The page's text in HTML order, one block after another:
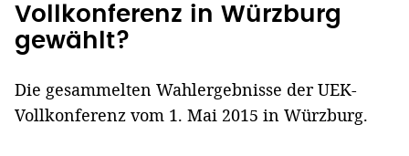
Vollkonferenz in Würzburg
gewählt?
Die gesammelten Wahlergebnisse der UEK-
Vollkonferenz vom 1. Mai 2015 in Würzburg.